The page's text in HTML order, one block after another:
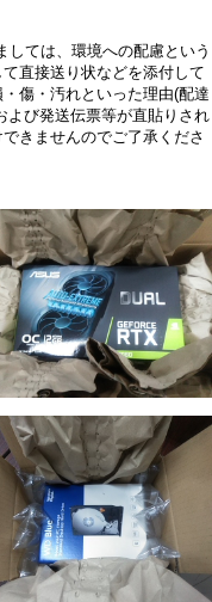
しては、環境への配慮という
直接送り状などを添付して
傷・汚れといった理由(配達
よび発送伝票等が直貼りされ
きませんのでご了承くださ